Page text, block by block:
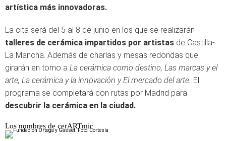
artística más innovadoras.
La cita será del 5 al 8 de junio en los que se realizarán
talleres de cerámica impartidos por artistas de Castilla-
La Mancha. Además de charlas y mesas redondas que
girarán en torno a La cerámica como destino, Las marcas y el
arte, La cerámica y la innovación y El mercado del arte. El
programa se completará con rutas por Madrid para
descubrir la cerámica en la ciudad.
Los nombres de cerARTmic